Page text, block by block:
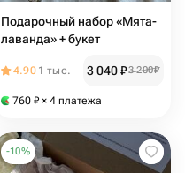
Подарочный набор «Мята-
лаванда» + букет
4.90 1 тыс. 3 040₽3 200₽
760 ₽ × 4 платежа
-10%